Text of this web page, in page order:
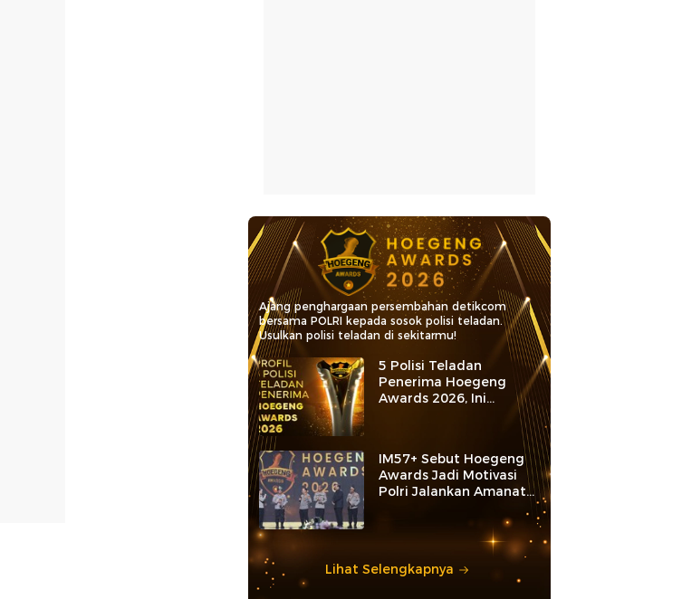
Ajang penghargaan persembahan detikcom
bersama POLRI kepada sosok polisi teladan.
Usulkan polisi teladan di sekitarmu!
5 Polisi Teladan
Penerima Hoegeng
Awards 2026, Ini
Kategori dan Kiprahnya
IM57+ Sebut Hoegeng
Awards Jadi Motivasi
Polri Jalankan Amanat
Lihat Selengkapnya